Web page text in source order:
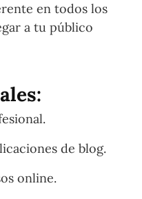
en todos los
a tu público
de blog.
online.